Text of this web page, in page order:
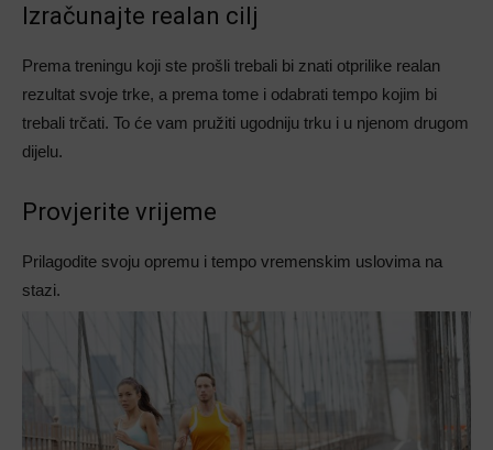
Izračunajte realan cilj
Prema treningu koji ste prošli trebali bi znati otprilike realan
rezultat svoje trke, a prema tome i odabrati tempo kojim bi
trebali trčati. To će vam pružiti ugodniju trku i u njenom drugom
dijelu.
Provjerite vrijeme
Prilagodite svoju opremu i tempo vremenskim uslovima na
stazi.